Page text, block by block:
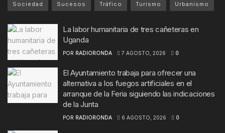
Sociedad Sucesos Tráfico Turismo Urbanismo
La labor humanitaria de tres cañeteras en
Uganda
POR RADIORONDA 7 AGOSTO, 2026 0
El Ayuntamiento trabaja para ofrecer una
alternativa a los fuegos artificiales en el
arranque de la Feria siguiendo las indicaciones
de la Junta
POR RADIORONDA 6 AGOSTO, 2026 0